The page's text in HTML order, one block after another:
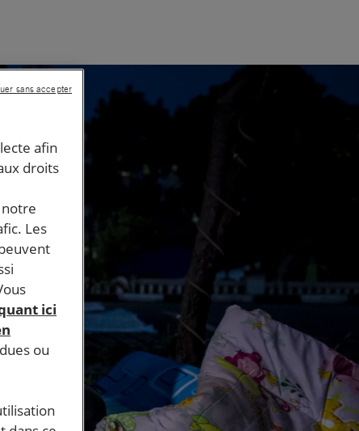
afin
droits
Les
ici
ou
sans accepter